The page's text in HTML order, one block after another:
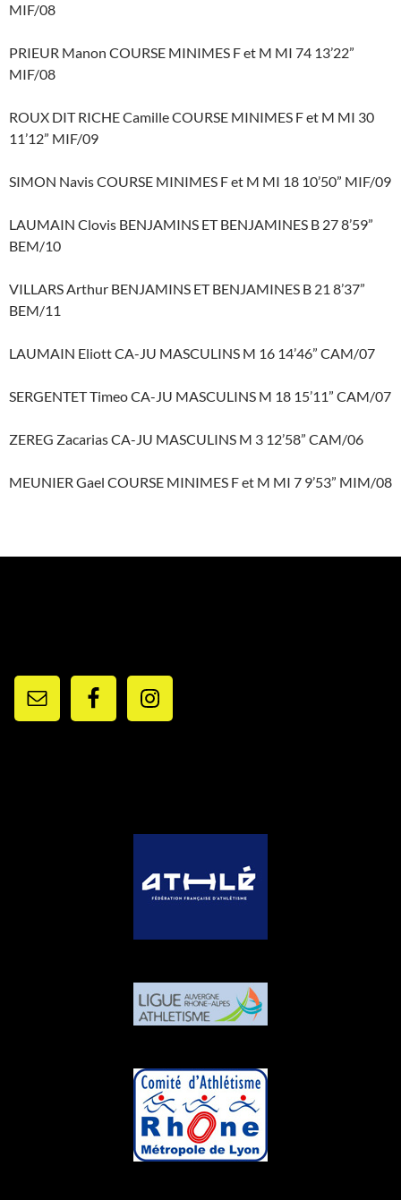
MIF/08
PRIEUR Manon COURSE MINIMES F et M MI 74 13’22”
MIF/08
ROUX DIT RICHE Camille COURSE MINIMES F et M MI 30
11’12” MIF/09
SIMON Navis COURSE MINIMES F et M MI 18 10’50” MIF/09
LAUMAIN Clovis BENJAMINS ET BENJAMINES B 27 8’59”
BEM/10
VILLARS Arthur BENJAMINS ET BENJAMINES B 21 8’37”
BEM/11
LAUMAIN Eliott CA-JU MASCULINS M 16 14’46” CAM/07
SERGENTET Timeo CA-JU MASCULINS M 18 15’11” CAM/07
ZEREG Zacarias CA-JU MASCULINS M 3 12’58” CAM/06
MEUNIER Gael COURSE MINIMES F et M MI 7 9’53” MIM/08